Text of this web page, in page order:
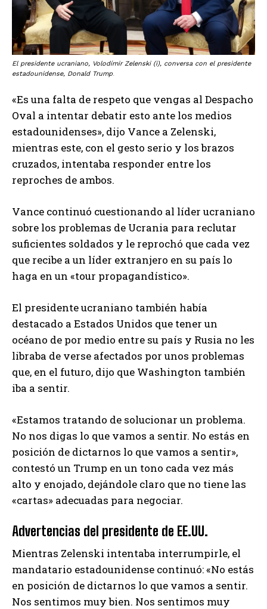
El presidente ucraniano, Volodímir Zelenski (i), conversa con el presidente
estadounidense, Donald Trump.
«Es una falta de respeto que vengas al Despacho
Oval a intentar debatir esto ante los medios
estadounidenses», dijo Vance a Zelenski,
mientras este, con el gesto serio y los brazos
cruzados, intentaba responder entre los
reproches de ambos.
Vance continuó cuestionando al líder ucraniano
sobre los problemas de Ucrania para reclutar
suficientes soldados y le reprochó que cada vez
que recibe a un líder extranjero en su país lo
haga en un «tour propagandístico».
El presidente ucraniano también había
destacado a Estados Unidos que tener un
océano de por medio entre su país y Rusia no les
libraba de verse afectados por unos problemas
que, en el futuro, dijo que Washington también
iba a sentir.
«Estamos tratando de solucionar un problema.
No nos digas lo que vamos a sentir. No estás en
posición de dictarnos lo que vamos a sentir»,
contestó un Trump en un tono cada vez más
alto y enojado, dejándole claro que no tiene las
«cartas» adecuadas para negociar.
Advertencias del presidente de EE.UU.
Mientras Zelenski intentaba interrumpirle, el
mandatario estadounidense continuó: «No estás
en posición de dictarnos lo que vamos a sentir.
Nos sentimos muy bien. Nos sentimos muy